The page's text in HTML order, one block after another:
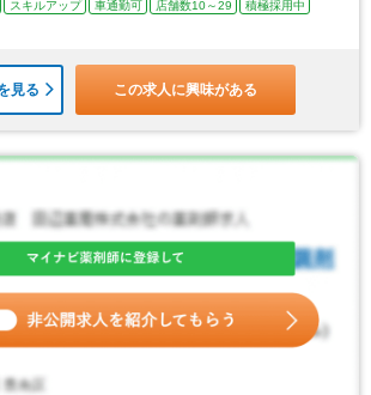
スキルアップ 車通勤可 店舗数10～29
積極採用中
見る この求人に興味がある